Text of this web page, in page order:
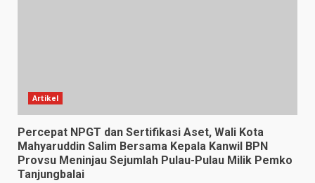
Artikel
Percepat NPGT dan Sertifikasi Aset, Wali Kota
Mahyaruddin Salim Bersama Kepala Kanwil BPN
Provsu Meninjau Sejumlah Pulau-Pulau Milik Pemko
Tanjungbalai